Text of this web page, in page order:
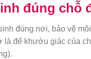
đúng chỗ
đúng nơi, bảo vệ
để khướu giác của